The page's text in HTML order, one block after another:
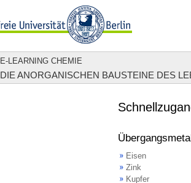
E-LEARNING CHEMIE
DIE ANORGANISCHEN BAUSTEINE DES
Eisen
Zink
Kupfer